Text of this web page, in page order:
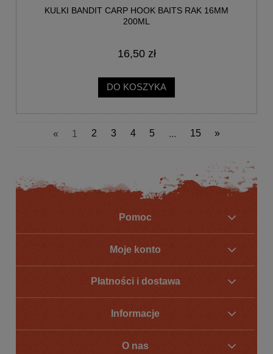
KULKI BANDIT CARP HOOK BAITS RAK 16MM
200ML
16,50 zł
DO KOSZYKA
« 1 2 3 4 5 ... 15 »
Pomoc
Moje konto
Płatności i dostawa
Informacje
O nas